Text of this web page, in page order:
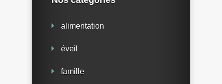
alimentation
éveil
famille